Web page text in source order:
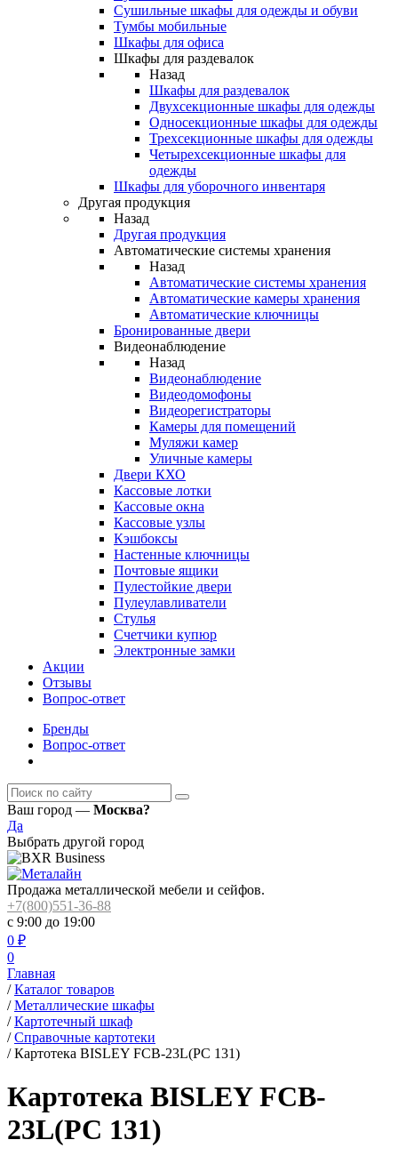
Сушильные шкафы для одежды и обуви
Тумбы мобильные
Шкафы для офиса
Шкафы для раздевалок
Назад
Шкафы для раздевалок
Двухсекционные шкафы для одежды
Односекционные шкафы для одежды
Трехсекционные шкафы для одежды
Четырехсекционные шкафы для
одежды
Шкафы для уборочного инвентаря
Другая продукция
Назад
Другая продукция
Автоматические системы хранения
Назад
Автоматические системы хранения
Автоматические камеры хранения
Автоматические ключницы
Бронированные двери
Видеонаблюдение
Назад
Видеонаблюдение
Видеодомофоны
Видеорегистраторы
Камеры для помещений
Муляжи камер
Уличные камеры
Двери КХО
Кассовые лотки
Кассовые окна
Кассовые узлы
Кэшбоксы
Настенные ключницы
Почтовые ящики
Пулестойкие двери
Пулеулавливатели
Стулья
Счетчики купюр
Электронные замки
Акции
Отзывы
Вопрос-ответ
Бренды
Вопрос-ответ
Ваш город — Москва?
Да
Выбрать другой город
Продажа металлической мебели и сейфов.
+7(800)551-36-88
с 9:00 до 19:00
0 ₽
0
Главная
/ Каталог товаров
/ Металлические шкафы
/ Картотечный шкаф
/ Справочные картотеки
/ Картотека BISLEY FCB-23L(PC 131)
Картотека BISLEY FCB-
23L(PC 131)